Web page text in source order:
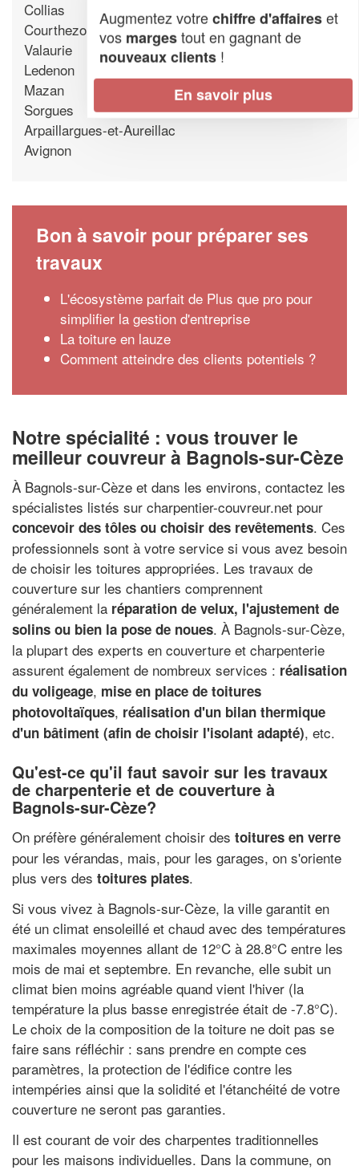
Collias
Courthezon
Valaurie
Ledenon
Mazan
Sorgues
Arpaillargues-et-Aureillac
Avignon
Bon à savoir pour préparer ses
travaux
L'écosystème parfait de Plus que pro pour
simplifier la gestion d'entreprise
La toiture en lauze
Comment atteindre des clients potentiels ?
Notre spécialité : vous trouver le
meilleur couvreur à Bagnols-sur-Cèze
À Bagnols-sur-Cèze et dans les environs, contactez les
spécialistes listés sur charpentier-couvreur.net pour
concevoir des tôles ou choisir des revêtements. Ces
professionnels sont à votre service si vous avez besoin
de choisir les toitures appropriées. Les travaux de
couverture sur les chantiers comprennent
généralement la réparation de velux, l'ajustement de
solins ou bien la pose de noues. À Bagnols-sur-Cèze,
la plupart des experts en couverture et charpenterie
assurent également de nombreux services : réalisation
du voligeage, mise en place de toitures
photovoltaïques, réalisation d'un bilan thermique
d'un bâtiment (afin de choisir l'isolant adapté), etc.
Qu'est-ce qu'il faut savoir sur les travaux
de charpenterie et de couverture à
Bagnols-sur-Cèze?
On préfère généralement choisir des toitures en verre
pour les vérandas, mais, pour les garages, on s'oriente
plus vers des toitures plates.
Si vous vivez à Bagnols-sur-Cèze, la ville garantit en
été un climat ensoleillé et chaud avec des températures
maximales moyennes allant de 12°C à 28.8°C entre les
mois de mai et septembre. En revanche, elle subit un
climat bien moins agréable quand vient l'hiver (la
température la plus basse enregistrée était de -7.8°C).
Le choix de la composition de la toiture ne doit pas se
faire sans réfléchir : sans prendre en compte ces
paramètres, la protection de l'édifice contre les
intempéries ainsi que la solidité et l'étanchéité de votre
couverture ne seront pas garanties.
Il est courant de voir des charpentes traditionnelles
pour les maisons individuelles. Dans la commune, on
Augmentez votrechiffre d'affaireset
vos margestout en gagnant de
nouveaux clients !
En savoir plus